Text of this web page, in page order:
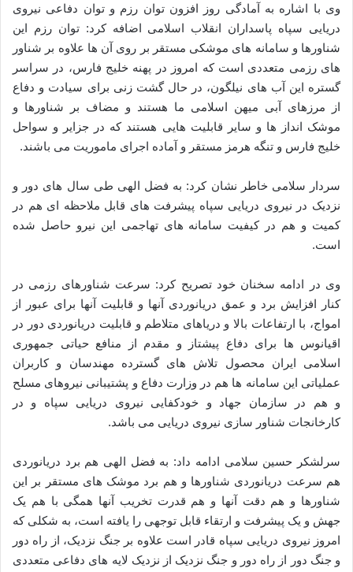
وی با اشاره به آمادگی روز افزون توان رزم و توان دفاعی نیروی
دریایی سپاه پاسداران انقلاب اسلامی اضافه کرد: توان رزم این
شناورها و سامانه های موشکی مستقر بر روی آن ها علاوه بر شناور
های رزمی متعددی است که امروز در پهنه خلیج فارس، در سراسر
گستره این آب های نیلگون، در حال گشت زنی برای سیادت و دفاع
از مرزهای آبی میهن اسلامی ما هستند و مضاف بر شناورها و
موشک انداز ها و سایر قابلیت هایی هستند که در جزایر و سواحل
خلیج فارس و تنگه هرمز مستقر و آماده اجرای ماموریت می باشند.
سردار سلامی خاطر نشان کرد: به فضل الهی طی سال های دور و
نزدیک در نیروی دریایی سپاه پیشرفت های قابل ملاحظه ای هم در
کمیت و هم در کیفیت سامانه های تهاجمی این نیرو حاصل شده
است.
وی در ادامه سخنان خود تصریح کرد: سرعت شناورهای رزمی در
کنار افزایش برد و عمق دریانوردی آنها و قابلیت آنها برای عبور از
امواج، با ارتفاعات بالا و دریاهای متلاطم و قابلیت دریانوردی دور در
اقیانوس ها برای دفاع پیشتاز و مقدم از منافع حیاتی جمهوری
اسلامی ایران محصول تلاش های گسترده مهندسان و کاربران
عملیاتی این سامانه ها هم در وزارت دفاع و پشتیبانی نیروهای مسلح
و هم در سازمان جهاد و خودکفایی نیروی دریایی سپاه و در
کارخانجات شناور سازی نیروی دریایی می باشد.
سرلشکر حسین سلامی ادامه داد: به فضل الهی هم برد دریانوردی
هم سرعت دریانوردی شناورها و هم برد موشک های مستقر بر این
شناورها و هم دقت آنها و هم قدرت تخریب آنها همگی با هم یک
جهش و یک پیشرفت و ارتقاء قابل توجهی را یافته است، به شکلی که
امروز نیروی دریایی سپاه قادر است علاوه بر جنگ نزدیک، از راه دور
و جنگ دور از راه دور و جنگ نزدیک از نزدیک لایه های دفاعی متعددی